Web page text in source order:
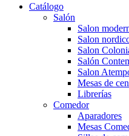
Catálogo
Salón
Salon
Salon
Salon
Salón
Salon
Mesas de
Librerías
Comedor
Aparadores
Mesas